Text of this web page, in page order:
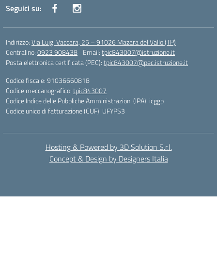
Seguici su:
Indirizzo:Via Luigi Vaccara, 25 – 91026 Mazara del Vallo (TP)
Centralino:0923 908438 Email:tpic843007@istruzione.it
Posta elettronica certificata (PEC):tpic843007@pec.istruzione.it
Codice fiscale: 91036660818
Codice meccanografico:tpic843007
Codice Indice delle Pubbliche Amministrazioni (IPA): icggp
Codice unico di fatturazione (CUF): UFYPS3
Hosting & Powered by 3D Solution S.r.l.
Concept & Design by Designers Italia